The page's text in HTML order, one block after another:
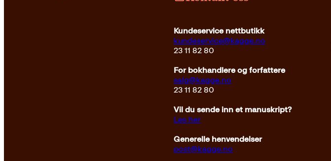
Pocket 179 Kjøp
Kundeservice nettbutikk
kundeservice@kagge.no
23 11 82 80
For bokhandlere og forfattere
salg@kagge.no
23 11 82 80
Vil du sende inn et manuskript?
Les her
Generelle henvendelser
post@kagge.no